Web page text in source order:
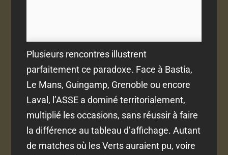
Plusieurs rencontres illustrent
parfaitement ce paradoxe. Face à Bastia,
Le Mans, Guingamp, Grenoble ou encore
Laval, l’ASSE a dominé territorialement,
multiplié les occasions, sans réussir à faire
la différence au tableau d’affichage. Autant
de matches où les Verts auraient pu, voire